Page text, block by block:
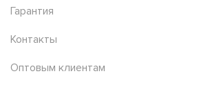
Гарантия
Контакты
Оптовым клиентам